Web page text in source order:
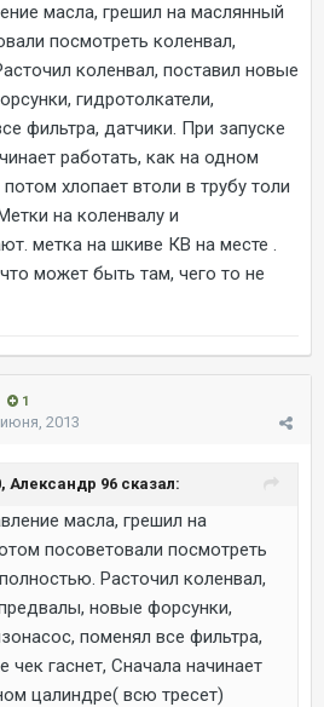
масла, грешил на маслянный
посмотреть коленвал,
коленвал, поставил новые
гидротолкатели,
фильтра, датчики. При запуске
работать, как на одном
хлопает втоли в трубу толи
на коленвалу и
метка на шкиве КВ на месте .
может быть там, чего то не
1
2013
Александр 96 сказал:
масла, грешил на
посоветовали посмотреть
Расточил коленвал,
новые форсунки,
поменял все фильтра,
чек гаснет, Сначала начинает
цалиндре( всю тресет)